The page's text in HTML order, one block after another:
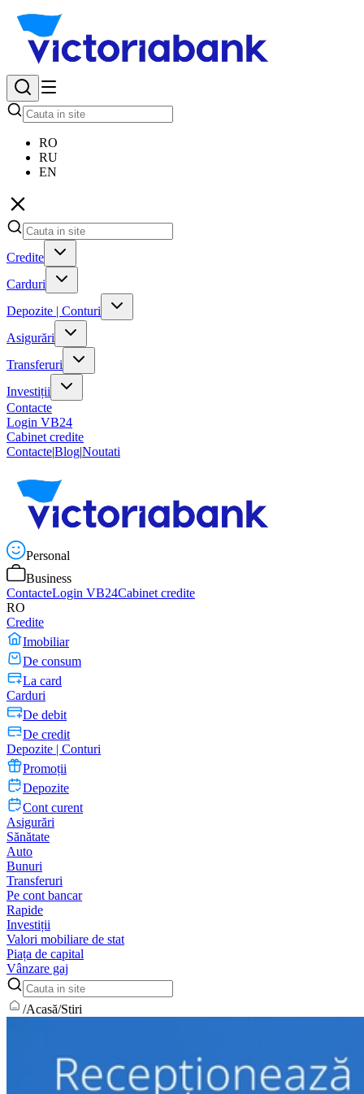
RO
RU
EN
Credite
Carduri
Depozite | Conturi
Asigurări
Transferuri
Investiții
Contacte
Login VB24
Cabinet credite
Contacte|Blog|Noutati
Personal
Business
ContacteLogin VB24Cabinet credite
RO
Credite
Imobiliar
De consum
La card
Carduri
De debit
De credit
Depozite | Conturi
Promoții
Depozite
Cont curent
Asigurări
Sănătate
Auto
Bunuri
Transferuri
Pe cont bancar
Rapide
Investiții
Valori mobiliare de stat
Piața de capital
Vânzare gaj
/Acasă/Stiri